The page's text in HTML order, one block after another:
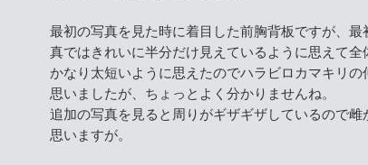
最初の写真を見た時に着目した前胸背板ですが、最
真ではきれいに半分だけ見えているように思えて全
かなり太短いように思えたのでハラビロカマキリの
思いましたが、ちょっとよく分かりませんね。
追加の写真を見ると周りがギザギザしているので雌
思いますが。